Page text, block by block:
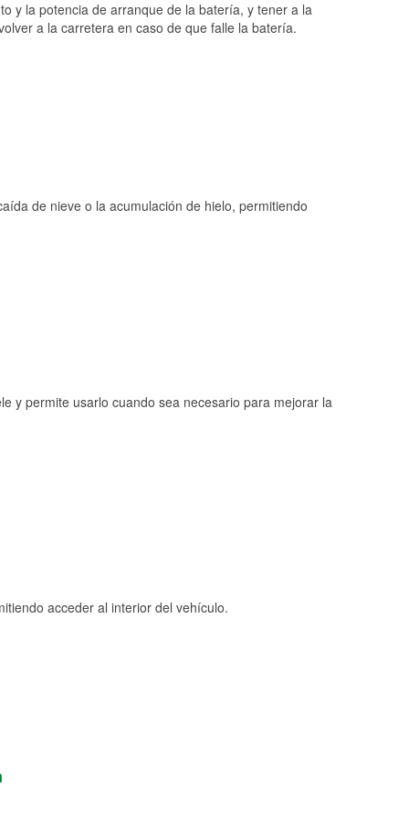
y la potencia de arranque de la batería, y tener a la
a la carretera en caso de que falle la batería.
de nieve o la acumulación de hielo, permitiendo
y permite usarlo cuando sea necesario para mejorar la
acceder al interior del vehículo.